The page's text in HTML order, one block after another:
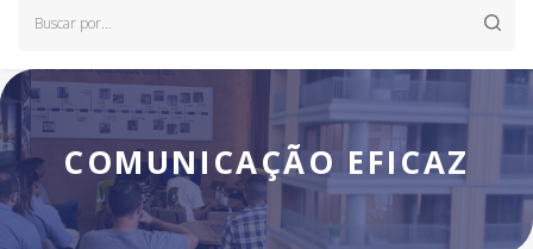
COMUNICAÇÃO EFICAZ